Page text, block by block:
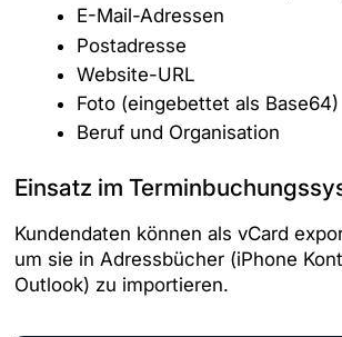
E-Mail-Adressen
Postadresse
Website-URL
Foto (eingebettet als Base64)
Beruf und Organisation
Einsatz im
Kundendaten können als vCard
um sie in Adressbücher (iPhone
Outlook) zu importieren.